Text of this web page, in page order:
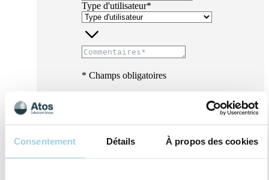
Consentement Détails À propos des cookies
Type d'utilisateur*
* Champs obligatoires